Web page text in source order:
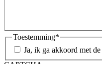
Toestemming*
Ja, ik ga akkoord met de